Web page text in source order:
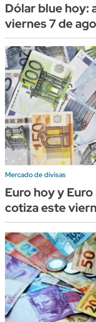
Dólar blue hoy:
viernes 7 de
Mercado de divisas
Euro hoy y
cotiza este